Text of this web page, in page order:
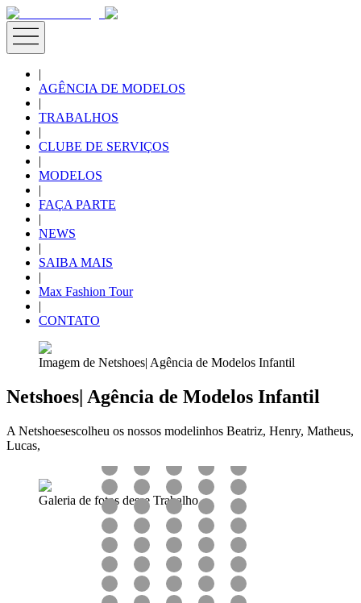
|
AGÊNCIA DE MODELOS
|
TRABALHOS
|
CLUBE DE SERVIÇOS
|
MODELOS
|
FAÇA PARTE
|
NEWS
|
SAIBA MAIS
|
Max Fashion Tour
|
CONTATO
Imagem de Netshoes| Agência de Modelos Infantil
Netshoes| Agência de Modelos Infantil
A Netshoesescolheu os nossos modelinhos Beatriz, Henry, Matheus,
Lucas,
Galeria de fotos desse Trabalho